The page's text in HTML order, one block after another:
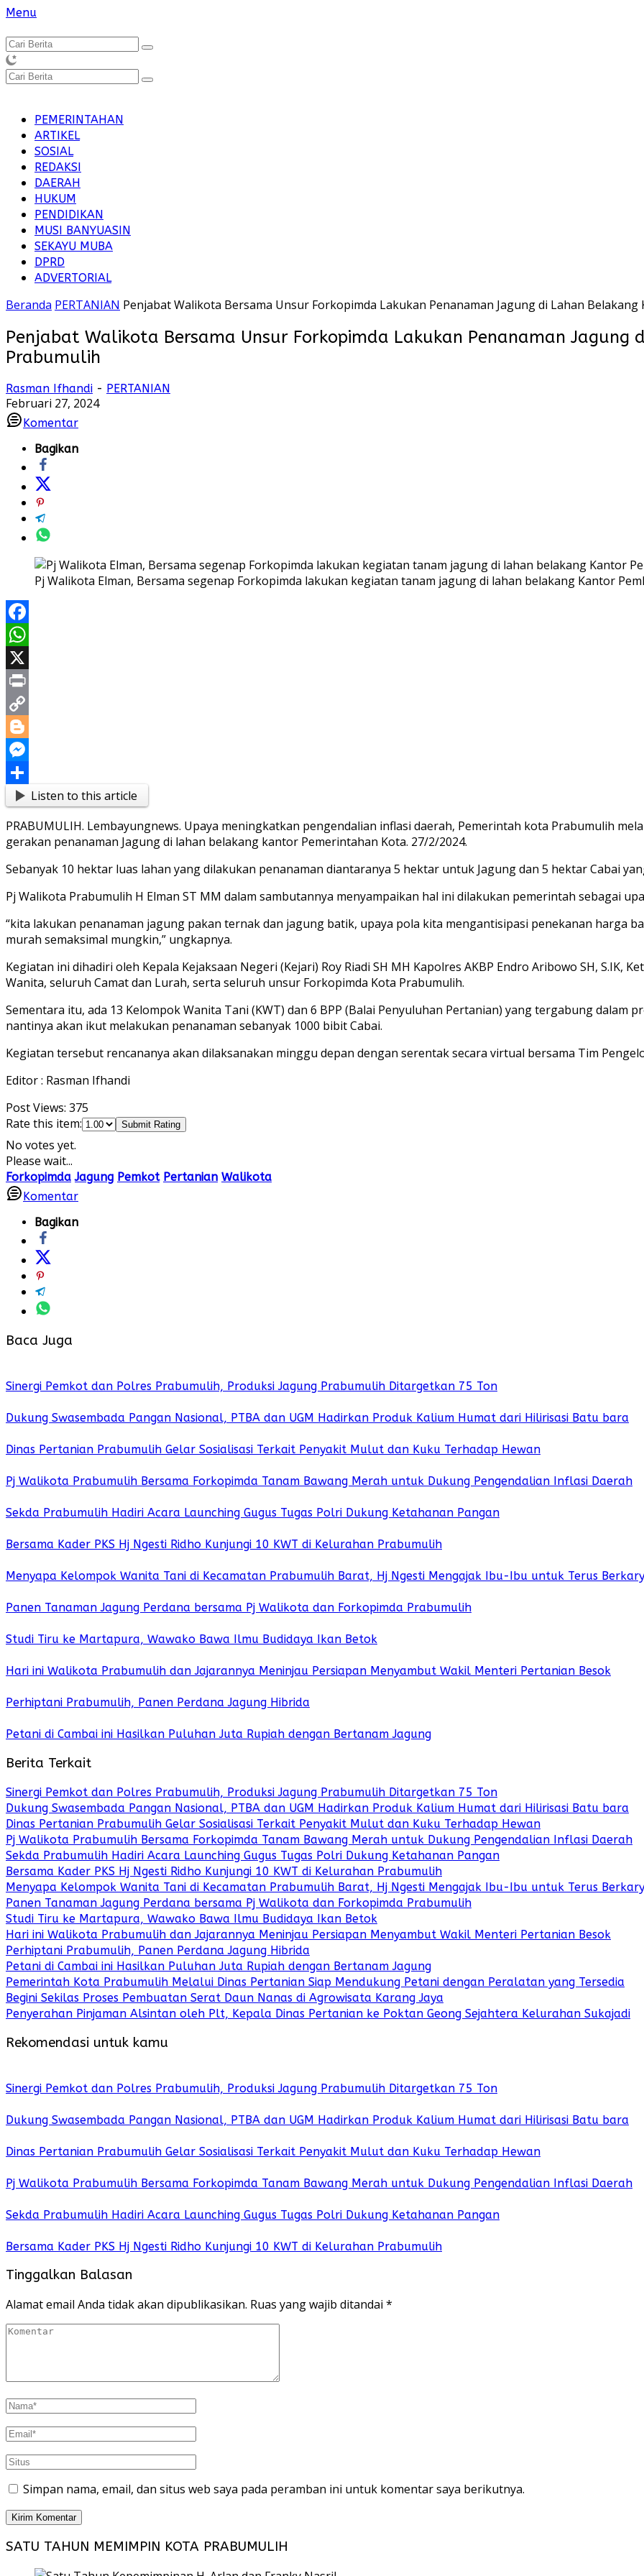
Langsung
konten
Menu
PEMERINTAHAN
ARTIKEL
SOSIAL
REDAKSI
DAERAH
HUKUM
PENDIDIKAN
MUSI BANYUASIN
SEKAYU MUBA
DPRD
ADVERTORIAL
Beranda PERTANIAN Penjabat Walikota Bersama Unsur Forkopimda Lakukan Penanaman Jagung di Lahan
Penjabat Walikota Bersama Unsur Forkopimda Lakukan Penanaman Jagung
Prabumulih
Rasman Ifhandi - PERTANIAN
Februari 27, 2024
Komentar
Bagikan
Pj Walikota Elman, Bersama segenap Forkopimda lakukan kegiatan tanam jagung di lahan belakang Kantor
Facebook
WhatsApp
X
Print
Copy
Link
Blogger
Messenger
ShareListen to this article
PRABUMULIH. Lembayungnews. Upaya meningkatkan pengendalian inflasi daerah, Pemerintah kota Prabumulih
gerakan penanaman Jagung di lahan belakang kantor Pemerintahan Kota. 27/2/2024.
Sebanyak 10 hektar luas lahan yang dilakukan penanaman diantaranya 5 hektar untuk Jagung dan 5 hektar Cabai
Pj Walikota Prabumulih H Elman ST MM dalam sambutannya menyampaikan hal ini dilakukan pemerintah sebagai
“kita lakukan penanaman jagung pakan ternak dan jagung batik, upaya pola kita mengantisipasi penekanan harga
murah semaksimal mungkin,” ungkapnya.
Kegiatan ini dihadiri oleh Kepala Kejaksaan Negeri (Kejari) Roy Riadi SH MH Kapolres AKBP Endro Aribowo SH, S.IK,
Wanita, seluruh Camat dan Lurah, serta seluruh unsur Forkopimda Kota Prabumulih.
Sementara itu, ada 13 Kelompok Wanita Tani (KWT) dan 6 BPP (Balai Penyuluhan Pertanian) yang tergabung dalam
nantinya akan ikut melakukan penanaman sebanyak 1000 bibit Cabai.
Kegiatan tersebut rencananya akan dilaksanakan minggu depan dengan serentak secara virtual bersama Tim
Editor : Rasman Ifhandi
Post Views: 375
Rate this item:
Submit Rating
No votes yet.
Please wait...
Forkopimda Jagung Pemkot Pertanian Walikota
Komentar
Bagikan
Baca Juga
Sinergi Pemkot dan Polres Prabumulih, Produksi Jagung Prabumulih Ditargetkan 75 Ton
Dukung Swasembada Pangan Nasional, PTBA dan UGM Hadirkan Produk Kalium Humat dari Hilirisasi Batu bara
Dinas Pertanian Prabumulih Gelar Sosialisasi Terkait Penyakit Mulut dan Kuku Terhadap Hewan
Pj Walikota Prabumulih Bersama Forkopimda Tanam Bawang Merah untuk Dukung Pengendalian Inflasi Daerah
Sekda Prabumulih Hadiri Acara Launching Gugus Tugas Polri Dukung Ketahanan Pangan
Bersama Kader PKS Hj Ngesti Ridho Kunjungi 10 KWT di Kelurahan Prabumulih
Menyapa Kelompok Wanita Tani di Kecamatan Prabumulih Barat, Hj Ngesti Mengajak Ibu-Ibu untuk Terus
Panen Tanaman Jagung Perdana bersama Pj Walikota dan Forkopimda Prabumulih
Studi Tiru ke Martapura, Wawako Bawa Ilmu Budidaya Ikan Betok
Hari ini Walikota Prabumulih dan Jajarannya Meninjau Persiapan Menyambut Wakil Menteri Pertanian Besok
Perhiptani Prabumulih, Panen Perdana Jagung Hibrida
Petani di Cambai ini Hasilkan Puluhan Juta Rupiah dengan Bertanam Jagung
Berita Terkait
Sinergi Pemkot dan Polres Prabumulih, Produksi Jagung Prabumulih Ditargetkan 75 Ton
Dukung Swasembada Pangan Nasional, PTBA dan UGM Hadirkan Produk Kalium Humat dari Hilirisasi Batu bara
Dinas Pertanian Prabumulih Gelar Sosialisasi Terkait Penyakit Mulut dan Kuku Terhadap Hewan
Pj Walikota Prabumulih Bersama Forkopimda Tanam Bawang Merah untuk Dukung Pengendalian Inflasi Daerah
Sekda Prabumulih Hadiri Acara Launching Gugus Tugas Polri Dukung Ketahanan Pangan
Bersama Kader PKS Hj Ngesti Ridho Kunjungi 10 KWT di Kelurahan Prabumulih
Menyapa Kelompok Wanita Tani di Kecamatan Prabumulih Barat, Hj Ngesti Mengajak Ibu-Ibu untuk Terus
Panen Tanaman Jagung Perdana bersama Pj Walikota dan Forkopimda Prabumulih
Studi Tiru ke Martapura, Wawako Bawa Ilmu Budidaya Ikan Betok
Hari ini Walikota Prabumulih dan Jajarannya Meninjau Persiapan Menyambut Wakil Menteri Pertanian Besok
Perhiptani Prabumulih, Panen Perdana Jagung Hibrida
Petani di Cambai ini Hasilkan Puluhan Juta Rupiah dengan Bertanam Jagung
Pemerintah Kota Prabumulih Melalui Dinas Pertanian Siap Mendukung Petani dengan Peralatan yang Tersedia
Begini Sekilas Proses Pembuatan Serat Daun Nanas di Agrowisata Karang Jaya
Penyerahan Pinjaman Alsintan oleh Plt, Kepala Dinas Pertanian ke Poktan Geong Sejahtera Kelurahan Sukajadi
Rekomendasi untuk kamu
Sinergi Pemkot dan Polres Prabumulih, Produksi Jagung Prabumulih Ditargetkan 75 Ton
Dukung Swasembada Pangan Nasional, PTBA dan UGM Hadirkan Produk Kalium Humat dari Hilirisasi Batu bara
Dinas Pertanian Prabumulih Gelar Sosialisasi Terkait Penyakit Mulut dan Kuku Terhadap Hewan
Pj Walikota Prabumulih Bersama Forkopimda Tanam Bawang Merah untuk Dukung Pengendalian Inflasi Daerah
Sekda Prabumulih Hadiri Acara Launching Gugus Tugas Polri Dukung Ketahanan Pangan
Bersama Kader PKS Hj Ngesti Ridho Kunjungi 10 KWT di Kelurahan Prabumulih
Tinggalkan Balasan
Alamat email Anda tidak akan dipublikasikan. Ruas yang wajib ditandai *
Simpan nama, email, dan situs web saya pada peramban ini untuk komentar saya berikutnya.
SATU TAHUN MEMIMPIN KOTA PRABUMULIH